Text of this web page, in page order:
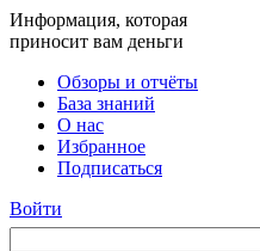
Информация, которая
приносит вам деньги
Обзоры и отчёты
База знаний
О нас
Избранное
Подписаться
Войти